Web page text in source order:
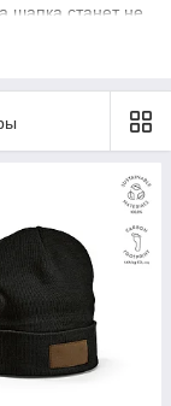
шапка станет не
акцент в